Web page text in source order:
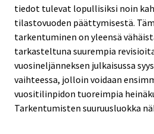
tiedot tulevat lopullisiksi noin
tilastovuoden päättymisestä.
tarkentuminen on yleensä
tarkasteltuna suurempia
vuosineljänneksen julkaisussa
vaihteessa, jolloin voidaan
vuositilinpidon tuoreimpia
Tarkentumisten suuruusluokka